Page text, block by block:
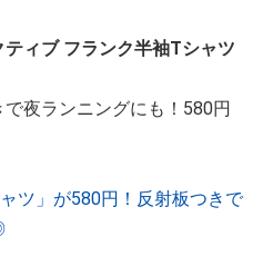
ィブ フランク半袖Tシャツ
で夜ランニングにも！580円
ツ」が580円！反射板つきで